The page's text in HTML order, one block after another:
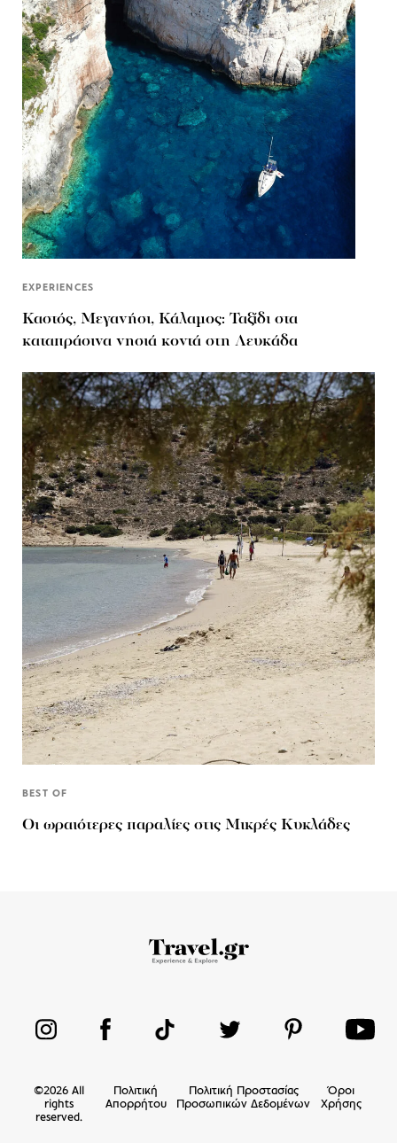
EXPERIENCES
Καστός, Μεγανήσι, Κάλαμος: Ταξίδι στα
καταπράσινα νησιά κοντά στη Λευκάδα
BEST OF
Οι ωραιότερες παραλίες στις Μικρές Κυκλάδες
©2026 All
rights
reserved.
Πολιτική
Απορρήτου
Πολιτική Προστασίας
Προσωπικών Δεδομένων
Όροι
Χρήσης